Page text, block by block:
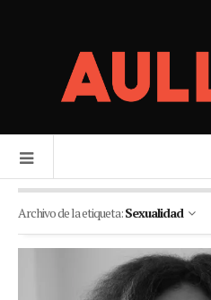
Archivo de la etiqueta:Sexualidad